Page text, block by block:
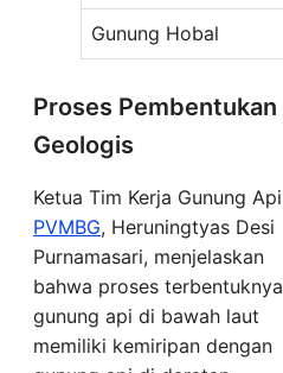
Gunung Hobal
Proses Pembentukan
Geologis
Ketua Tim Kerja Gunung Api
PVMBG, Heruningtyas Desi
Purnamasari, menjelaskan
bahwa proses terbentuknya
gunung api di bawah laut
memiliki kemiripan dengan